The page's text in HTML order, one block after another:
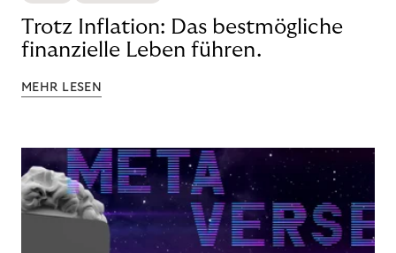
Trotz Inflation: Das bestmögliche
finanzielle Leben führen.
MEHR LESEN